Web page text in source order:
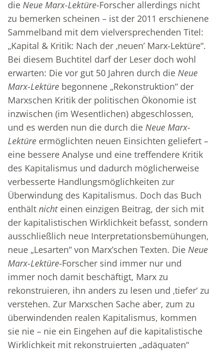
die Neue Marx-Lektüre-Forscher allerdings nicht
zu bemerken scheinen – ist der 2011 erschienene
Sammelband mit dem vielversprechenden Titel:
„Kapital & Kritik: Nach der ‚neuen’ Marx-Lektüre“.
Bei diesem Buchtitel darf der Leser doch wohl
erwarten: Die vor gut 50 Jahren durch die Neue
Marx-Lektüre begonnene „Rekonstruktion“ der
Marxschen Kritik der politischen Ökonomie ist
inzwischen (im Wesentlichen) abgeschlossen,
und es werden nun die durch die Neue Marx-
Lektüre ermöglichten neuen Einsichten geliefert –
eine bessere Analyse und eine treffendere Kritik
des Kapitalismus und dadurch möglicherweise
verbesserte Handlungsmöglichkeiten zur
Überwindung des Kapitalismus. Doch das Buch
enthält nichteinen einzigen Beitrag, der sich mit
der kapitalistischen Wirklichkeit befasst, sondern
ausschließlich neue Interpretationsbemühungen,
neue „Lesarten“ von Marx’schen Texten. Die Neue
Marx-Lektüre-Forscher sind immer nur und
immer noch damit beschäftigt, Marx zu
rekonstruieren, ihn anders zu lesen und ‚tiefer‘ zu
verstehen. Zur Marxschen Sache aber, zum zu
überwindenden realen Kapitalismus, kommen
sie nie – nie ein Eingehen auf die kapitalistische
Wirklichkeit mit rekonstruierten „adäquaten“